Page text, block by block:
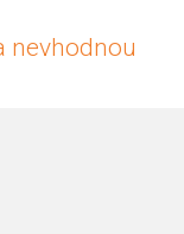
nevhodnou